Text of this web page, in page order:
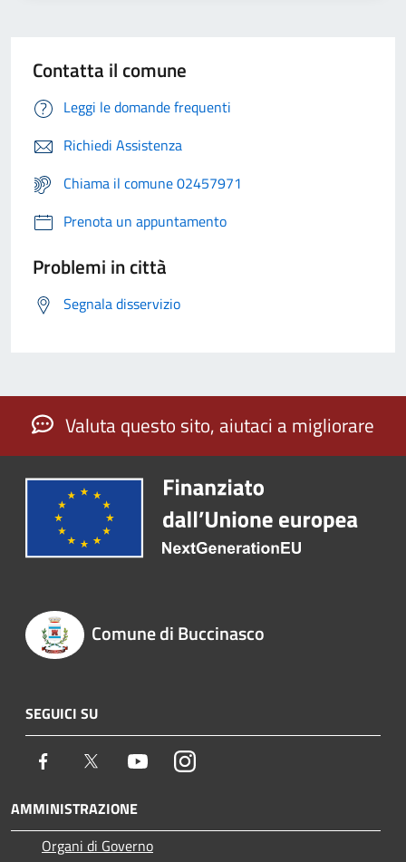
Contatta il comune
Leggi le domande frequenti
Richiedi Assistenza
Chiama il comune 02457971
Prenota un appuntamento
Problemi in città
Segnala disservizio
Valuta questo sito, aiutaci a migliorare
Comune di Buccinasco
SEGUICI SU
Facebook Twitter YoutubeInstagram
AMMINISTRAZIONE
Organi di Governo